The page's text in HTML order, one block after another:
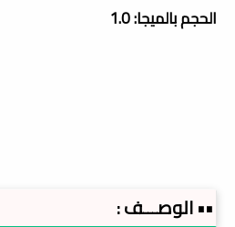
الحجم بالميجا: 1.0
•• الوصـــف :